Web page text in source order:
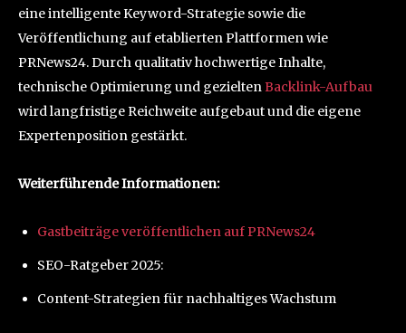
eine intelligente Keyword-Strategie sowie die
Veröffentlichung auf etablierten Plattformen wie
PRNews24. Durch qualitativ hochwertige Inhalte,
technische Optimierung und gezieltenBacklink-Aufbau
wird langfristige Reichweite aufgebaut und die eigene
Expertenposition gestärkt.
Weiterführende Informationen:
Gastbeiträge veröffentlichen auf PRNews24
SEO-Ratgeber 2025:
Content-Strategien für nachhaltiges Wachstum